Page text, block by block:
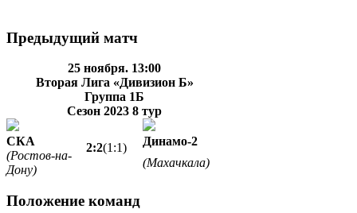
Предыдущий матч
25 ноября. 13:00
Вторая Лига «Дивизион Б»
Группа 1Б
Сезон 2023 8 тур
2:2(1:1)
СКА
Динамо-2
(Ростов-на-
Дону)
(Махачкала)
Положение команд